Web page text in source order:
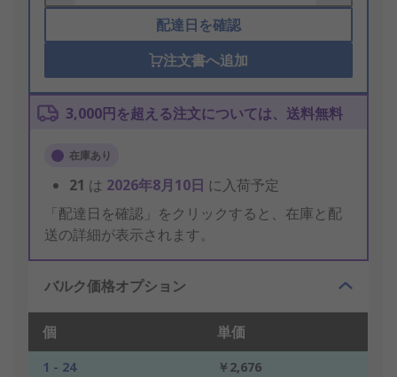
配達日を確認
注文書へ追加
3,000円を超える注文については、送料無料
在庫あり
21 は 2026年8月10日 に入荷予定
「配達日を確認」をクリックすると、在庫と配
送の詳細が表示されます。
バルク価格オプション
個 単価
1 - 24
￥2,676